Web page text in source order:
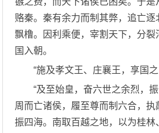
赂秦。秦有余力而制其弊，追亡逐
飘橹。因利乘便，宰割天下，分裂
国入朝。
“施及孝文王、庄襄王，享国之
“及至始皇，奋六世之余烈，振
周而亡诸侯，履至尊而制六合，
振四海。南取百越之地，以为桂林